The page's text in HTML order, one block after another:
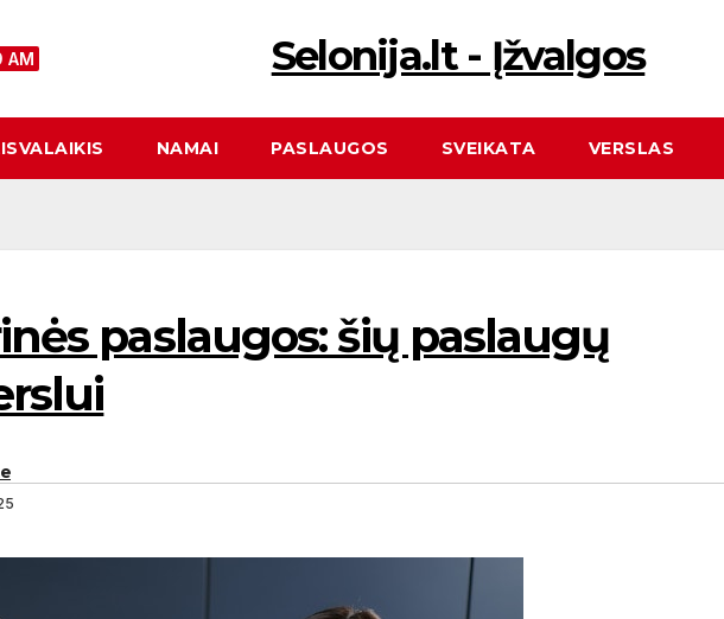
AM Selonija.lt - Įžvalgos
NAMAI PASLAUGOS SVEIKATA VERSLAS
paslaugos: šių paslaugų